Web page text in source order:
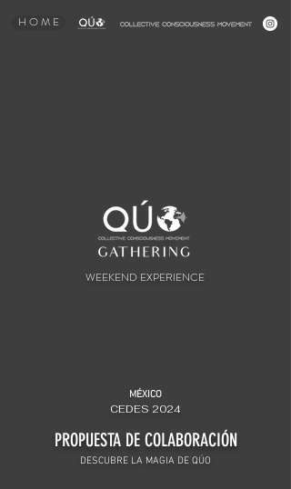
H O M E
WEEKEND EXPERIENCE
MÉXICO
CEDES 2024
PROPUESTA DE COLABORACIÓN
DESCUBRE LA MAGIA DE QÚO